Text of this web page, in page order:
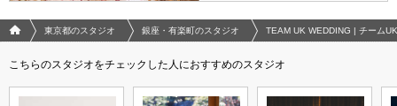
フォトウエディング/結婚写真のPhotorait ホーム
東京都のスタジオ 銀座・有楽町のスタジオ TEAM UK WEDDING | チームUK
こちらのスタジオをチェックした人におすすめのスタジオ